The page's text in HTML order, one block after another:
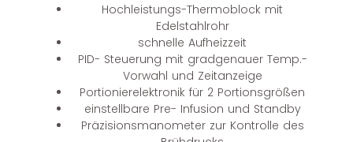
Hochleistungs-Thermoblock mit
Edelstahlrohr
schnelle Aufheizzeit
PID- Steuerung mit gradgenauer Temp.-
Vorwahl und Zeitanzeige
Portionierelektronik für 2 Portionsgrößen
einstellbare Pre- Infusion und Standby
Präzisionsmanometer zur Kontrolle des